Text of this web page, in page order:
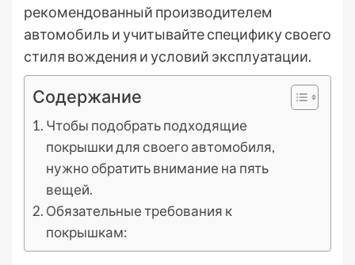
рекомендованный производителем
автомобиль и учитывайте специфику своего
стиля вождения и условий эксплуатации.
Содержание
Чтобы подобрать подходящие
покрышки для своего автомобиля,
нужно обратить внимание на пять
вещей.
Обязательные требования к
покрышкам: